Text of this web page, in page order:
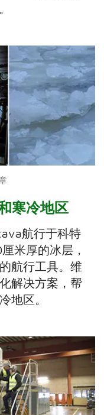
寒冷地区
航行于科特
米厚的冰层，
航行工具。维
解决方案，帮
地区。